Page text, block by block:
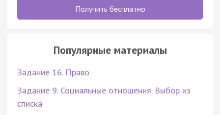
Получить бесплатно
Популярные материалы
Задание 16. Право
Задание 9. Социальные отношения. Выбор из
списка